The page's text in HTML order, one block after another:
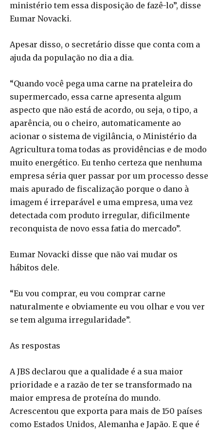
ministério tem essa disposição de fazê-lo”, disse
Eumar Novacki.
Apesar disso, o secretário disse que conta com a
ajuda da população no dia a dia.
“Quando você pega uma carne na prateleira do
supermercado, essa carne apresenta algum
aspecto que não está de acordo, ou seja, o tipo, a
aparência, ou o cheiro, automaticamente ao
acionar o sistema de vigilância, o Ministério da
Agricultura toma todas as providências e de modo
muito energético. Eu tenho certeza que nenhuma
empresa séria quer passar por um processo desse
mais apurado de fiscalização porque o dano à
imagem é irreparável e uma empresa, uma vez
detectada com produto irregular, dificilmente
reconquista de novo essa fatia do mercado”.
Eumar Novacki disse que não vai mudar os
hábitos dele.
“Eu vou comprar, eu vou comprar carne
naturalmente e obviamente eu vou olhar e vou ver
se tem alguma irregularidade”.
As respostas
A JBS declarou que a qualidade é a sua maior
prioridade e a razão de ter se transformado na
maior empresa de proteína do mundo.
Acrescentou que exporta para mais de 150 países
como Estados Unidos, Alemanha e Japão. E que é